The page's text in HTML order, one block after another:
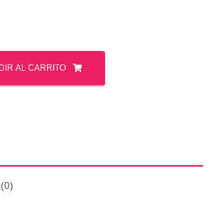
AL CARRITO